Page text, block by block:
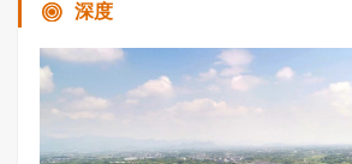
深度